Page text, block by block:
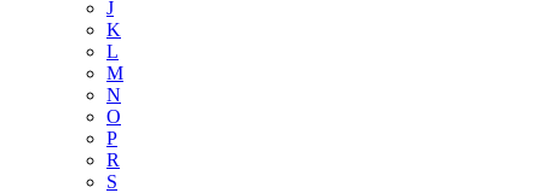
J
K
L
M
N
O
P
R
S